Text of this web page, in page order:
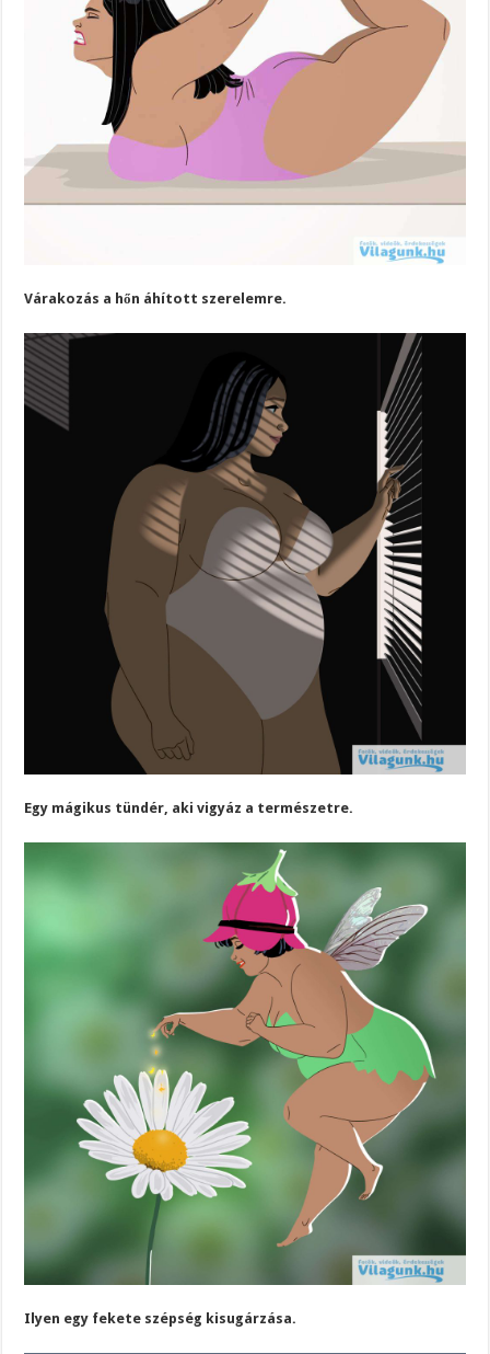
Várakozás a hőn áhított szerelemre.
Egy mágikus tündér, aki vigyáz a természetre.
Ilyen egy fekete szépség kisugárzása.